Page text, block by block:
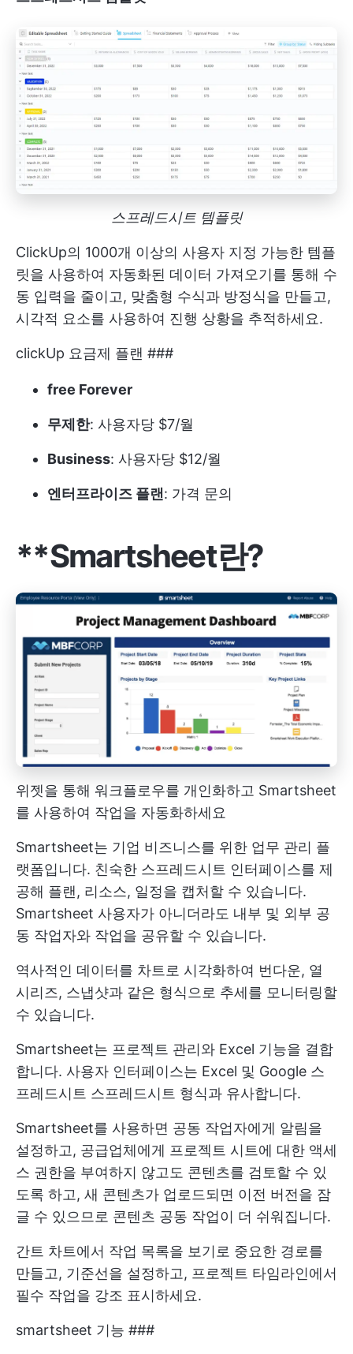
스프레드시트 템플릿
ClickUp의 1000개 이상의 사용자 지정 가능한 템플
릿을 사용하여 자동화된 데이터 가져오기를 통해 수
동 입력을 줄이고, 맞춤형 수식과 방정식을 만들고,
시각적 요소를 사용하여 진행 상황을 추적하세요.
clickUp 요금제 플랜 ###
free Forever
무제한: 사용자당 $7/월
Business: 사용자당 $12/월
엔터프라이즈 플랜 : 가격 문의
**Smartsheet란?
위젯을 통해 워크플로우를 개인화하고 Smartsheet
를 사용하여 작업을 자동화하세요
Smartsheet는 기업 비즈니스를 위한 업무 관리 플
랫폼입니다. 친숙한 스프레드시트 인터페이스를 제
공해 플랜, 리소스, 일정을 캡처할 수 있습니다.
Smartsheet 사용자가 아니더라도 내부 및 외부 공
동 작업자와 작업을 공유할 수 있습니다.
역사적인 데이터를 차트로 시각화하여 번다운, 열
시리즈, 스냅샷과 같은 형식으로 추세를 모니터링할
수 있습니다.
Smartsheet는 프로젝트 관리와 Excel 기능을 결합
합니다. 사용자 인터페이스는 Excel 및 Google 스
프레드시트 스프레드시트 형식과 유사합니다.
Smartsheet를 사용하면 공동 작업자에게 알림을
설정하고, 공급업체에게 프로젝트 시트에 대한 액세
스 권한을 부여하지 않고도 콘텐츠를 검토할 수 있
도록 하고, 새 콘텐츠가 업로드되면 이전 버전을 잠
글 수 있으므로 콘텐츠 공동 작업이 더 쉬워집니다.
간트 차트에서 작업 목록을 보기로 중요한 경로를
만들고, 기준선을 설정하고, 프로젝트 타임라인에서
필수 작업을 강조 표시하세요.
smartsheet 기능 ###